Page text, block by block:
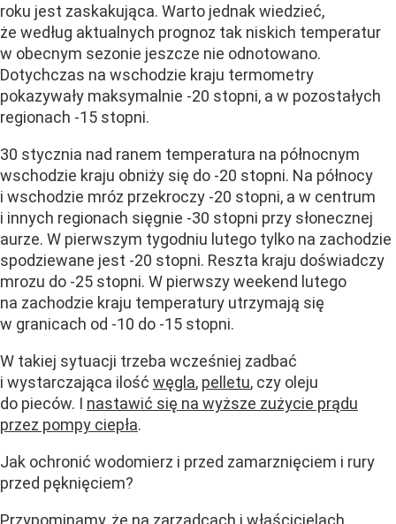
roku jest zaskakująca. Warto jednak wiedzieć,
że według aktualnych prognoz tak niskich temperatur
w obecnym sezonie jeszcze nie odnotowano.
Dotychczas na wschodzie kraju termometry
pokazywały maksymalnie -20 stopni, a w pozostałych
regionach -15 stopni.
30 stycznia nad ranem temperatura na północnym
wschodzie kraju obniży się do -20 stopni. Na północy
i wschodzie mróz przekroczy -20 stopni, a w centrum
i innych regionach sięgnie -30 stopni przy słonecznej
aurze. W pierwszym tygodniu lutego tylko na zachodzie
spodziewane jest -20 stopni. Reszta kraju doświadczy
mrozu do -25 stopni. W pierwszy weekend lutego
na zachodzie kraju temperatury utrzymają się
w granicach od -10 do -15 stopni.
W takiej sytuacji trzeba wcześniej zadbać
i wystarczająca ilość węgla, pelletu, czy oleju
do pieców. I nastawić się na wyższe zużycie prądu
przez pompy ciepła.
Jak ochronić wodomierz i przed zamarznięciem i rury
przed pęknięciem?
Przypominamy, że na zarządcach i właścicielach